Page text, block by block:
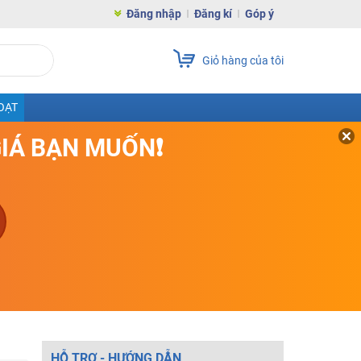
Đăng nhập Đăng kí Góp ý
Giỏ hàng của tôi
BẠN MUỐN❗